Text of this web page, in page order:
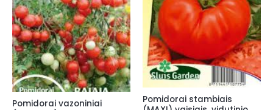
Pomidorai vazoniniai
Pomidorai stambiais